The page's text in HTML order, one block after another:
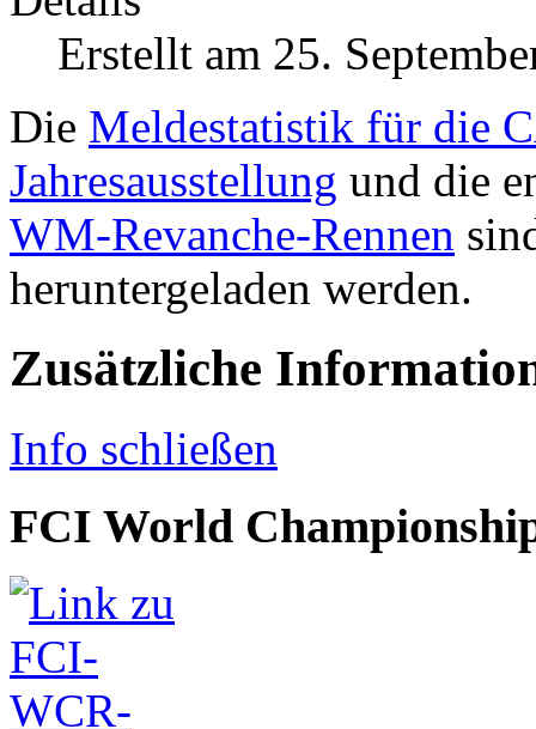
Erstellt am 25.
Die Meldestatistik für die
Jahresausstellung und die
WM-Revanche-Rennen
heruntergeladen werden.
Zusätzliche
Info schließen
FCI World